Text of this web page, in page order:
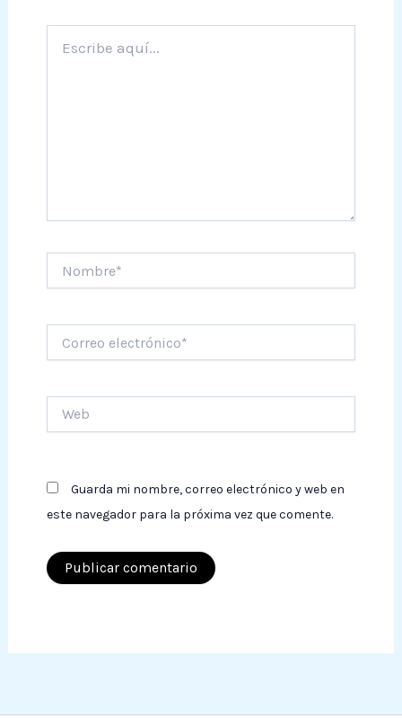
aquí...
electrónico*
Guarda mi nombre, correo electrónico y web en
este navegador para la próxima vez que comente.